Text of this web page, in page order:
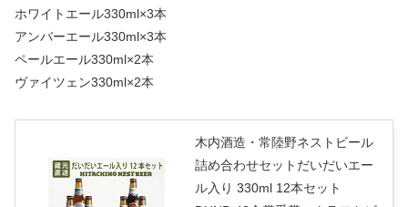
ホワイトエール330ml×3本
アンバーエール330ml×3本
ペールエール330ml×2本
ヴァイツェン330ml×2本
木内酒造・常陸野ネストビール
詰め合わせセットだいだいエー
ル入り 330ml 12本セット